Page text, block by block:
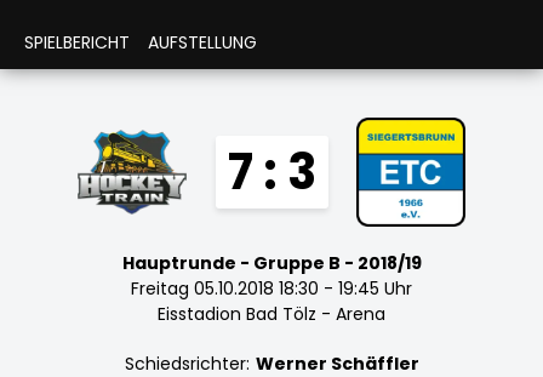
SPIELBERICHT AUFSTELLUNG
7 : 3
Hauptrunde - Gruppe B - 2018/19
Freitag 05.10.2018 18:30 - 19:45 Uhr
Eisstadion Bad Tölz - Arena
Schiedsrichter: Werner Schäffler